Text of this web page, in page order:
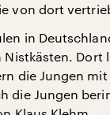
von dort
in
Dort
die Jungen
die Jungen